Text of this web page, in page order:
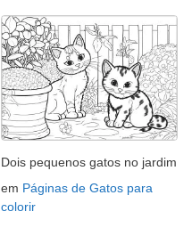
Dois pequenos gatos no jardim
em Páginas de Gatos para
colorir